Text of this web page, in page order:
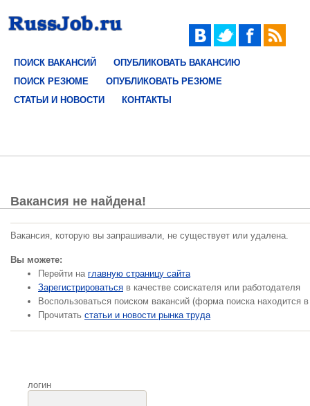
ПОИСК ВАКАНСИЙ
ОПУБЛИКОВАТЬ ВАКАНСИЮ
ПОИСК РЕЗЮМЕ
ОПУБЛИКОВАТЬ РЕЗЮМЕ
СТАТЬИ И НОВОСТИ
КОНТАКТЫ
Вакансия не найдена!
Вакансия, которую вы запрашивали, не существует или удалена.
Вы можете:
Перейти на главную страницу сайта
Зарегистрироваться в качестве соискателя или работодателя
Воспользоваться поиском вакансий (форма поиска находится
Прочитать статьи и новости рынка труда
логин